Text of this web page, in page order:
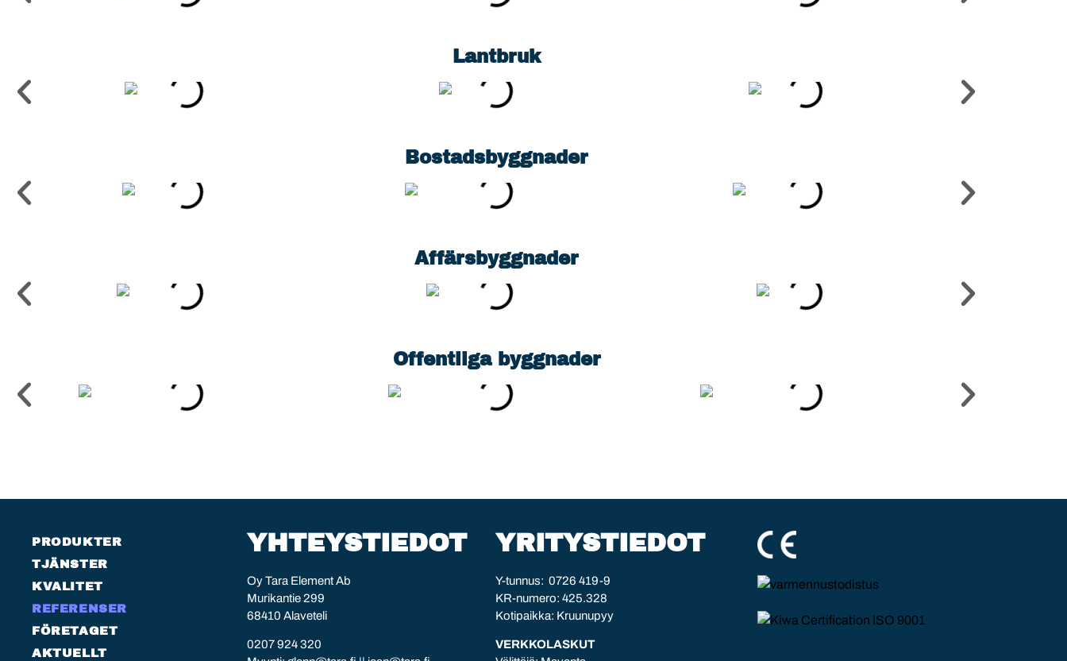
Lantbruk
Bostadsbyggnader
Affärsbyggnader
Offentliga byggnader
PRODUKTER
TJÄNSTER
KVALITET
REFERENSER
FÖRETAGET
AKTUELLT
YHTEYSTIEDOT
Oy Tara Element Ab
Murikantie 299
68410 Alaveteli
0207 924 320
YRITYSTIEDOT
Y-tunnus: 0726 419-9
KR-numero: 425.328
Kotipaikka: Kruunupyy
VERKKOLASKUT